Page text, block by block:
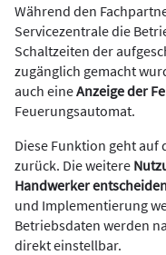
Während den
Servicezentrale die
Schaltzeiten der
zugänglich gemacht
auch eineAnzeige der
Feuerungsautomat.
Diese Funktion geht auf
zurück. Die weitere
Handwerker
und Implementierung
Betriebsdaten werden
direkt einstellbar.